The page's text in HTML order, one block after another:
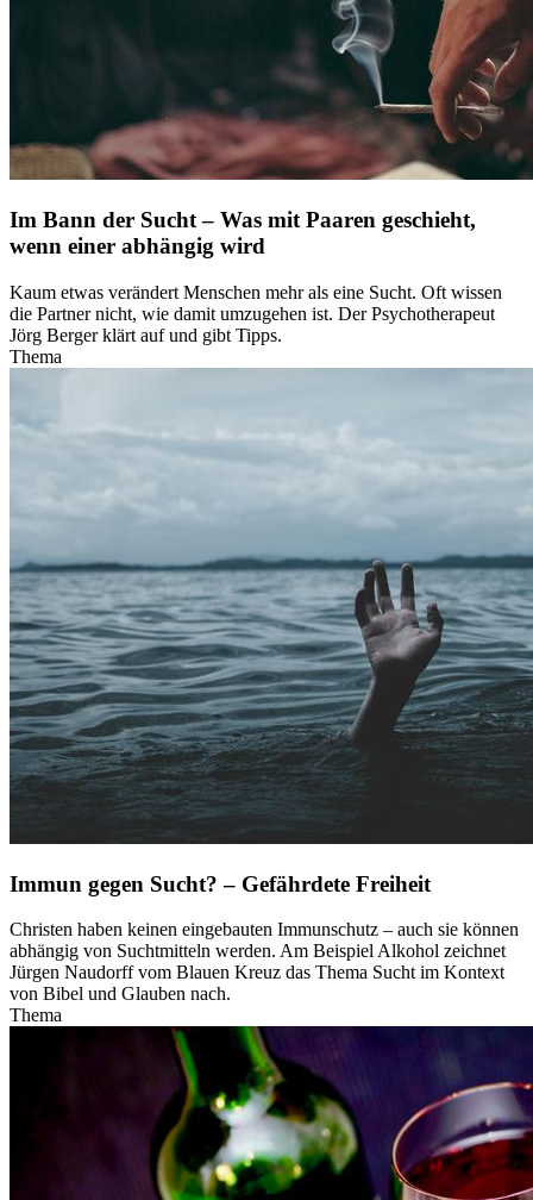
Im Bann der Sucht – Was mit Paaren geschieht,
wenn einer abhängig wird
Kaum etwas verändert Menschen mehr als eine Sucht. Oft wissen
die Partner nicht, wie damit umzugehen ist. Der Psychotherapeut
Jörg Berger klärt auf und gibt Tipps.
Thema
Immun gegen Sucht? – Gefährdete Freiheit
Christen haben keinen eingebauten Immunschutz – auch sie können
abhängig von Suchtmitteln werden. Am Beispiel Alkohol zeichnet
Jürgen Naudorff vom Blauen Kreuz das Thema Sucht im Kontext
von Bibel und Glauben nach.
Thema